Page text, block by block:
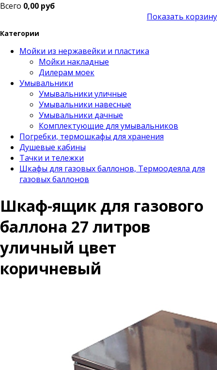
Всего 0,00 руб
Показать корзину
Категории
Мойки из нержавейки и пластика
Мойки накладные
Дилерам моек
Умывальники
Умывальники уличные
Умывальники навесные
Умывальники дачные
Комплектующие для умывальников
Погребки, термошкафы для хранения
Душевые кабины
Тачки и тележки
Шкафы для газовых баллонов, Термоодеяла для
газовых баллонов
Шкаф-ящик для газового
баллона 27 литров
уличный цвет
коричневый